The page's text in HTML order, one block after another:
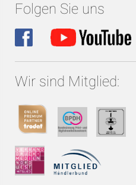
Folgen Sie uns
Wir sind Mitglied: